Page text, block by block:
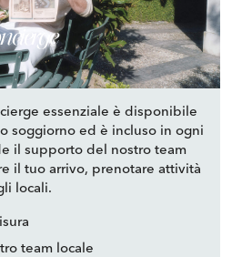
essenziale è disponibile
soggiorno ed è incluso in ogni
il supporto del nostro team
il tuo arrivo, prenotare attività
locali.
team locale